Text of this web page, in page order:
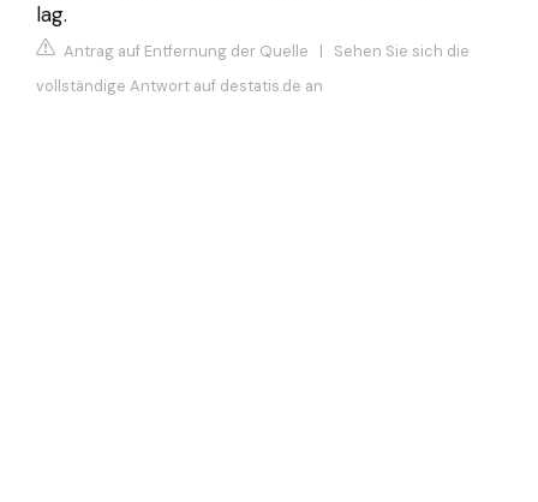
lag.
Antrag auf Entfernung der Quelle | Sehen Sie sich die
vollständige Antwort auf destatis.de an